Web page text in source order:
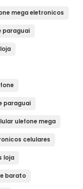
mega eletronicos
paraguai
paraguai
ulefone mega
celulares
loja
barato